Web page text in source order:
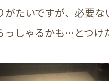
たいですが、必要な
しゃるかも…とつけ